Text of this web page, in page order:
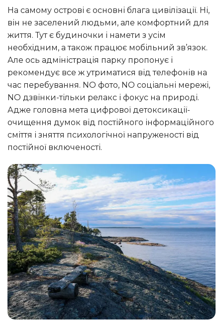
На самому острові є основні блага цивілізації. Ні,
він не заселений людьми, але комфортний для
життя. Тут є будиночки і намети з усім
необхідним, а також працює мобільний зв’язок.
Але ось адміністрація парку пропонує і
рекомендує все ж утриматися від телефонів на
час перебування. NO фото, NO соціальні мережі,
NO дзвінки-тільки релакс і фокус на природі.
Адже головна мета цифрової детоксикації-
очищення думок від постійного інформаційного
сміття і зняття психологічної напруженості від
постійної включеності.